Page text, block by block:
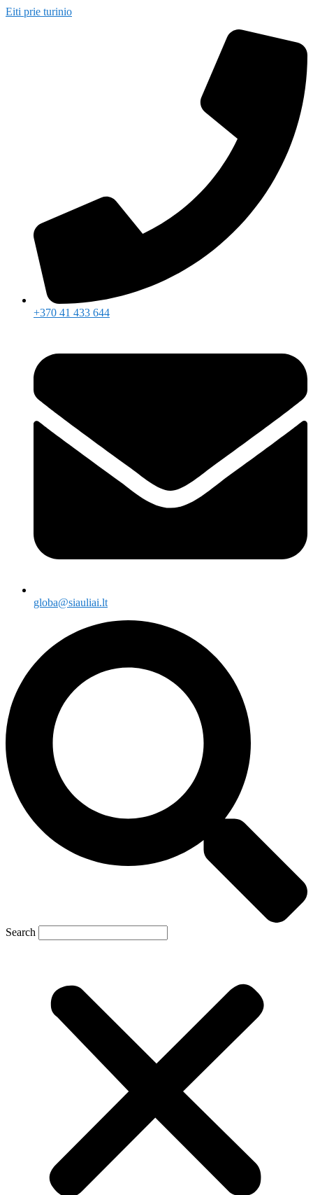
Eiti prie turinio
+370 41 433 644
globa@siauliai.lt
Search